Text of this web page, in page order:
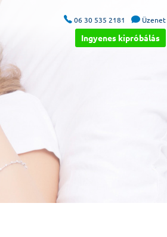
06 30 535 2181  Üzenet
Ingyenes kipróbálás